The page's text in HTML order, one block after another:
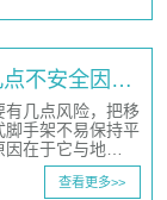
点不安全因…
有几点风险，把移
脚手架不易保持平
因在于它与地…
查看更多>>